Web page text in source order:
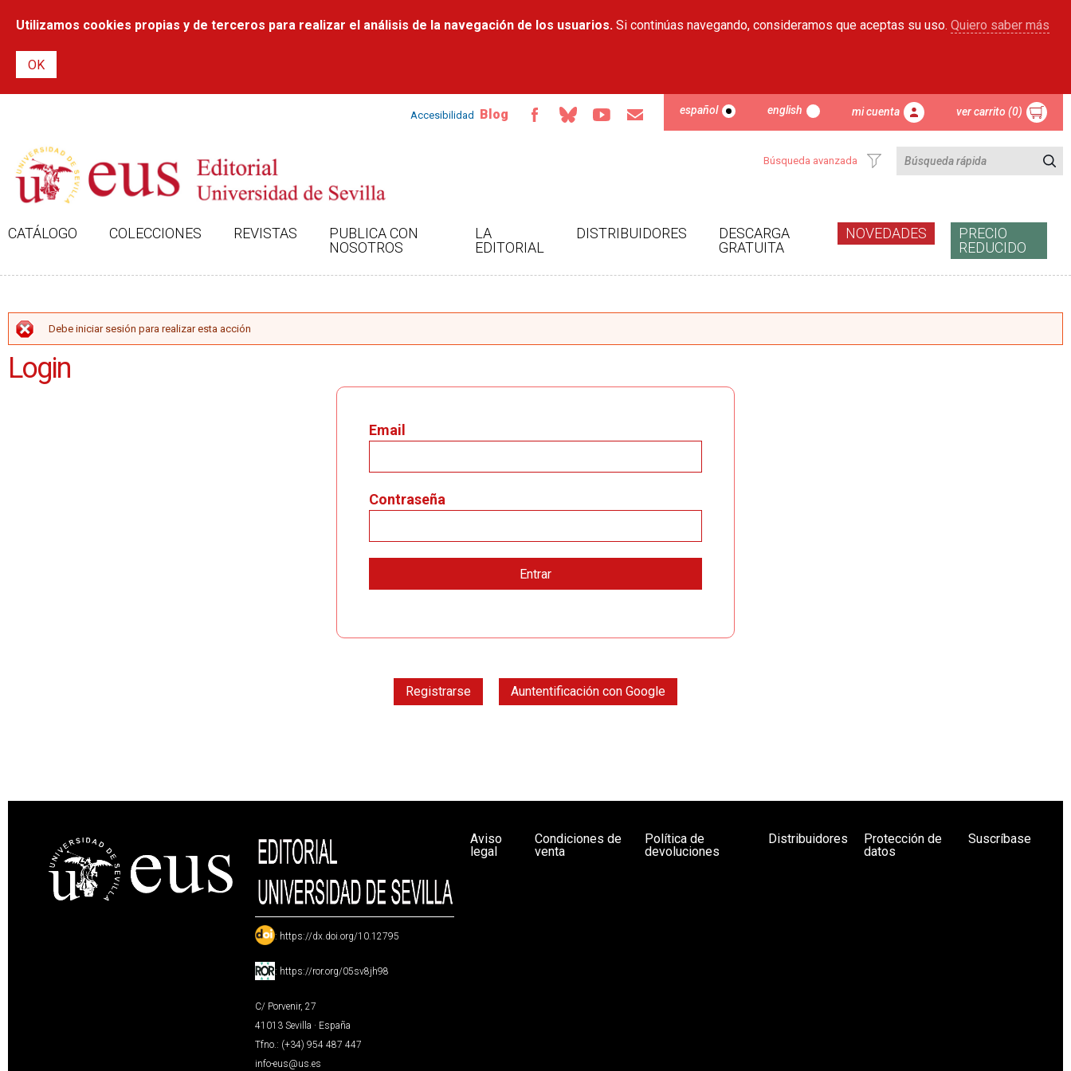
contenido
Utilizamos cookies propias y de terceros para realizar el análisis de la navegación de los usuarios. Si continúas navegando, consideramos que aceptas su uso. Quiero saber más
Accesibilidad Blog español english mi cuenta ver carrito (0)
Búsqueda avanzada
CATÁLOGO COLECCIONES REVISTAS
PUBLICA CON
NOSOTROS
LA
EDITORIAL
DISTRIBUIDORES
DESCARGA
GRATUITA
NOVEDADES
PRECIO
REDUCIDO
MENSAJE DE ERROR
Debe iniciar sesión para realizar esta acción
Login
Email
Contraseña
Registrarse Auntentificación con Google
: https://dx.doi.org/10.12795
: https://ror.org/05sv8jh98
C/ Porvenir, 27
41013 Sevilla · España
Tfno.: (+34) 954 487 447
info-eus@us.es
Aviso
legal
Condiciones de
venta
Política de
devoluciones
Distribuidores
Protección de
datos
Suscríbase